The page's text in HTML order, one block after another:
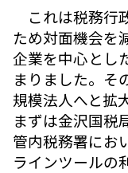
これは税務行
ため対面機会を
企業を中心とし
まりました。そ
規模法人へと拡
まずは金沢国税
管内税務署にお
ラインツールの